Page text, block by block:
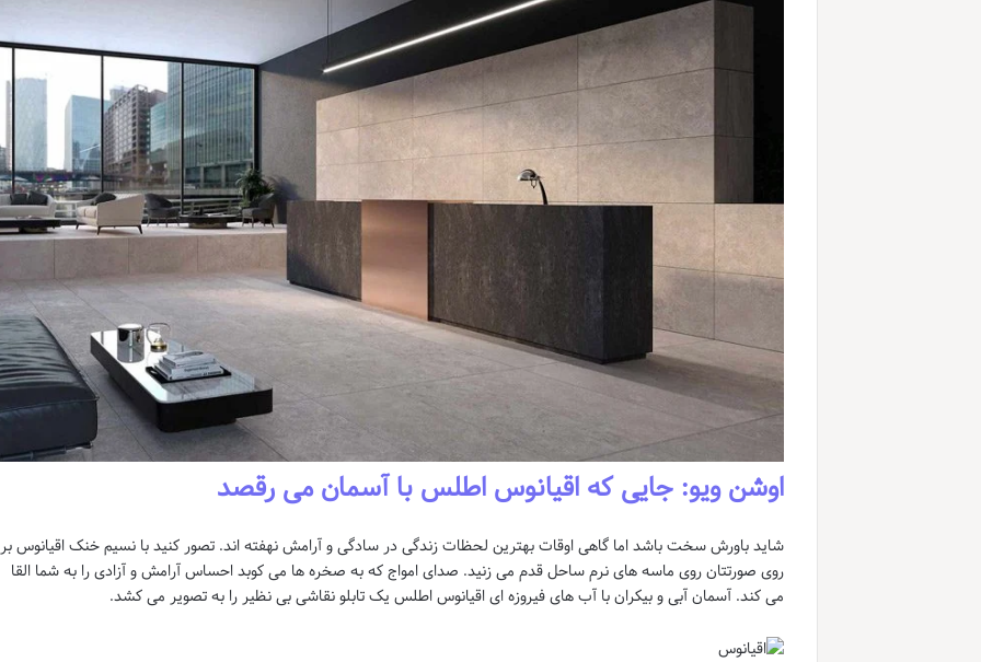
اوشن ویو: جایی که اقیانوس اطلس با آسمان می رقصد
شاید باورش سخت باشد اما گاهی اوقات بهترین لحظات زندگی در سادگی و آرامش نهفته اند. تصور کنید با نسیم خنک اقیانوس بر
روی صورتتان روی ماسه های نرم ساحل قدم می زنید. صدای امواج که به صخره ها می کوبد احساس آرامش و آزادی را به شما القا
می کند. آسمان آبی و بیکران با آب های فیروزه ای اقیانوس اطلس یک تابلو نقاشی بی نظیر را به تصویر می کشد.